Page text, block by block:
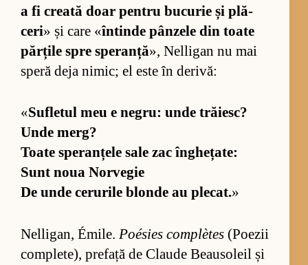
a fi cre­ată doar pen­tru bu­cu­rie și plă­
ceri» și care «în­tinde pân­zele din toate
păr­țile spre spe­ranță», Nel­li­gan nu mai
speră deja ni­mic; el este în de­ri­vă:
«Su­fle­tul meu e ne­gru: unde tră­iesc?
Unde merg?
Toate spe­ran­țele sale zac în­ghe­ța­te:
Sunt noua Nor­ve­gie
De unde ce­ru­rile blonde au ple­cat.»
Nel­li­gan, Émi­le. Poé­sies com­plètes (Po­e­zii
com­ple­te), pre­față de Cla­ude Bea­u­so­leil și